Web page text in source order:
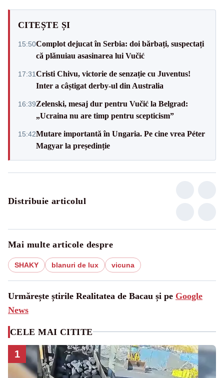
CITEȘTE ȘI
15:50Complot dejucat în Serbia: doi bărbați, suspectați
că plănuiau asasinarea lui Vučić
17:31Cristi Chivu, victorie de senzație cu Juventus!
Inter a câștigat derby-ul din Australia
16:39Zelenski, mesaj dur pentru Vučić la Belgrad:
„Ucraina nu are timp pentru scepticism”
15:42Mutare importantă în Ungaria. Pe cine vrea Péter
Magyar la președinție
Distribuie articolul
Mai multe articole despre
SHAKY blanuri de lux vicuna
Urmărește știrile Realitatea de Bacau și pe Google
News
CELE MAI CITITE
1